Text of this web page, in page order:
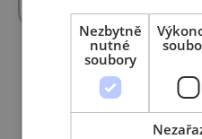
11. 11. 2021 | Tým AMSP ČR
Projekt AMSP
Nezbytně
nutné
soubory